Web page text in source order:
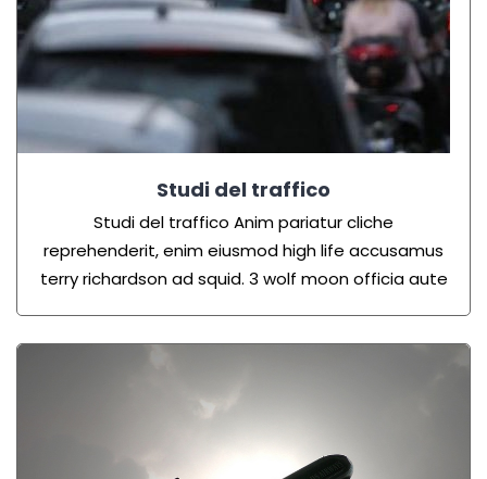
Studi del traffico
Studi del traffico Anim pariatur cliche
reprehenderit, enim eiusmod high life accusamus
terry richardson ad squid. 3 wolf moon officia aute